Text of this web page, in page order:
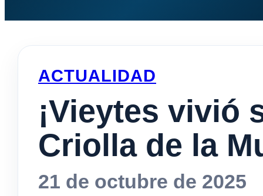
ACTUALIDAD
¡Vieytes vivió
Criolla de la
21 de octubre de 2025